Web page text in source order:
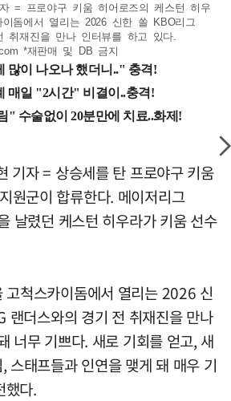
= 프로야구 키움 히어로즈의 케스턴 히우
돔에서 열리는 2026 신한 쏠 KBO리그
취재진을 만나 인터뷰를 하고 있다.
*재판매 및 DB 금지
기자 = 상승세를 탄 프로야구 키움
원군이 합류한다. 메이저리그
날렸던 케스턴 히우라가 키움 선수
고척스카이돔에서 열리는 2026 신
랜더스와의 경기 전 취재진을 만나
너무 기쁘다. 새로 기회를 얻고, 새
스태프들과 인연을 맺게 돼 매우 기
했다.